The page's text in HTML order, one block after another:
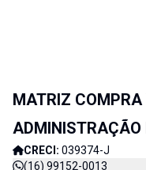
MATRIZ COMPRA
ADMINISTRAÇÃO
CRECI: 039374-J
(16) 99152-0013